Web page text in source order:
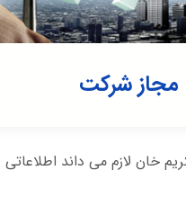
مجاز شرکت
خان لازم می داند